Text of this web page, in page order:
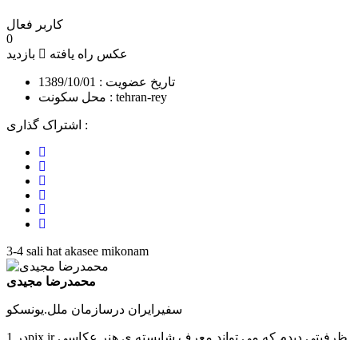
کاربر فعال
0
عکس راه یافته
بازدید
تاریخ عضویت : 1389/10/01
محل سکونت : tehran-rey
اشتراک گذاری :
لینکدین
3-4 sali hat akasee mikonam
محمدرضا مجیدی
سفیرایران درسازمان ملل.یونسکو
در 1pix.ir ظرفیتی دیدم که می تواند معرف شایسته ی هنر عکاسی